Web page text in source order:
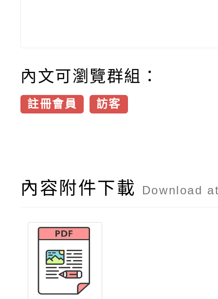
內文可瀏覽群組：
註冊會員 訪客
內容附件下載 Download